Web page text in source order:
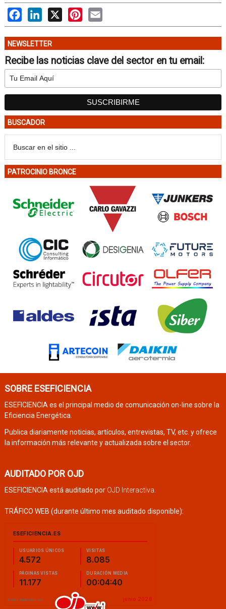
FacebookLinkedIn
X PinterestEmail
NEWSLETTER
Recibe las noticias clave del sector en tu email:
BUSCADOR
PATROCINIO BRONCE
SOBRE ESEFICIENCIA
ESEFICIENCIA es el principal medio de comunicación on-line sobre la
Eficiencia Energética.
Publica diariamente noticias, artículos, entrevistas, TV, etc. y ofrece
la información más relevante y actualizada sobre el sector.
AUDITADO POR OJD
ESEFICIENCIA está auditado por OJD Interactiva
TRÁFICO WEB (durante último mes auditado disponible):